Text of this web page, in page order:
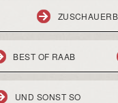
BEST OF RAAB
UND SONST SO